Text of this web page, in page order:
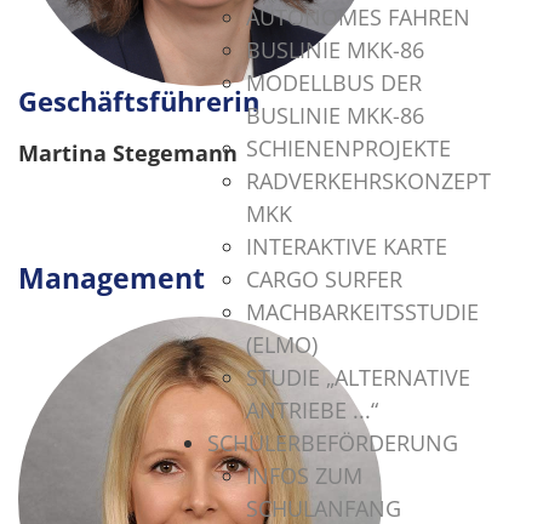
AUTONOMES FAHREN
BUSLINIE MKK-86
MODELLBUS DER
BUSLINIE MKK-86
SCHIENENPROJEKTE
RADVERKEHRSKONZEPT
MKK
INTERAKTIVE KARTE
CARGO SURFER
MACHBARKEITSSTUDIE
(ELMO)
STUDIE „ALTERNATIVE
ANTRIEBE ...“
SCHÜLERBEFÖRDERUNG
INFOS ZUM
SCHULANFANG
Geschäftsführerin
Martina Stegemann
Management